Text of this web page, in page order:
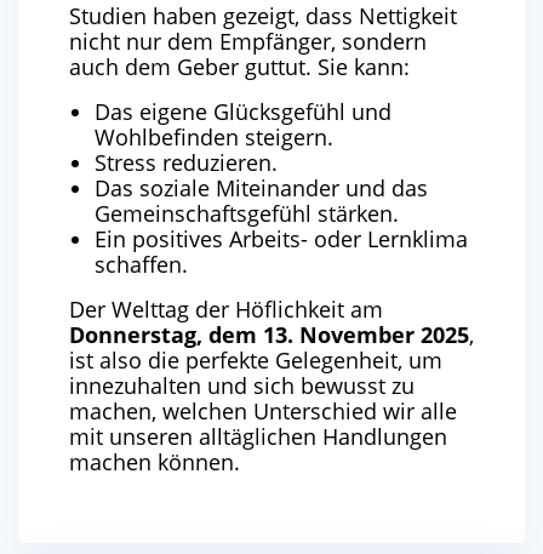
Studien haben gezeigt, dass Nettigkeit
nicht nur dem Empfänger, sondern
auch dem Geber guttut. Sie kann:
Das eigene Glücksgefühl und
Wohlbefinden steigern.
Stress reduzieren.
Das soziale Miteinander und das
Gemeinschaftsgefühl stärken.
Ein positives Arbeits- oder Lernklima
schaffen.
Der Welttag der Höflichkeit am
Donnerstag, dem 13. November 2025,
ist also die perfekte Gelegenheit, um
innezuhalten und sich bewusst zu
machen, welchen Unterschied wir alle
mit unseren alltäglichen Handlungen
machen können.